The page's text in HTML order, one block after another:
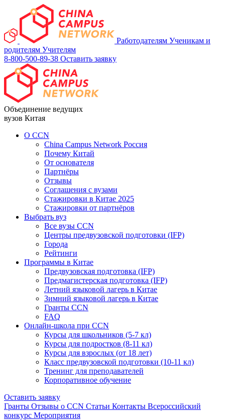
Работодателям Ученикам и
родителям Учителям
8-800-500-89-38 Оставить заявку
Объединение ведущих
вузов Китая
О ССN
China Campus Network Россия
Почему Китай
От основателя
Партнёры
Отзывы
Соглашения с вузами
Стажировки в Китае 2025
Стажировки от партнёров
Выбрать вуз
Все вузы CCN
Центры предвузовской подготовки (IFP)
Города
Рейтинги
Программы в Китае
Предвузовская подготовка (IFP)
Предмагистерская подготовка (IFP)
Летний языковой лагерь в Китае
Зимний языковой лагерь в Китае
Гранты CCN
FAQ
Онлайн-школа при CCN
Курсы для школьников (5-7 кл)
Курсы для подростков (8-11 кл)
Курсы для взрослых (от 18 лет)
Класс предвузовской подготовки (10-11 кл)
Тренинг для преподавателей
Корпоративное обучение
Оставить заявку
Гранты Отзывы о CCN Статьи Контакты Всероссийский
конкурс Мероприятия